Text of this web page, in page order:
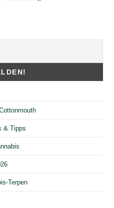
& Tipps
Terpen